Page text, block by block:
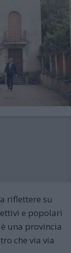
riflettere su
e popolari
una provincia
che via via